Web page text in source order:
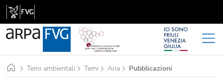
HomeTemi ambientali Temi Aria Pubblicazioni